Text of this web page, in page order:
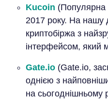
Kucoin (Популярна
2017 року. На нашу
криптобіржа з
інтерфейсом, який
Gate.io(Gate.io,
однією з
на сьогоднішньому